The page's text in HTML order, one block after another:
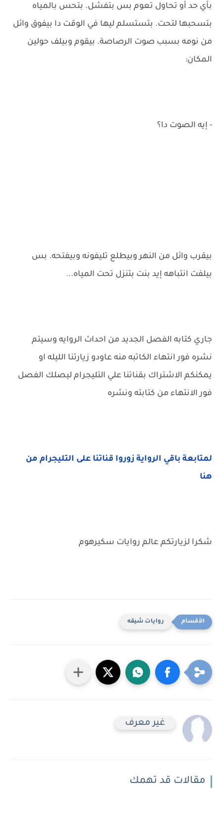
بأي حد أو تحاول تعوم بس بتفشل. بتحس بالمياه
بتسحبها لتحت. بتستسلم ليها في الوقت دا بيفوق وائل
من نومه بسبب صوت الرصاصة. بيقوم وبيلف حولين
المكان:
- إيه الصوت دا؟
بيقرب وائل من النهر وبيطلع تليفونه وبيفتحه. بس
بيلفت انتباهه إيد بنت بتنزل تحت المياه...
جاري كتابه الفصل الجديد من احداث الروايه وسيتم
نشره فور انتهاء الكاتبه منه عاودو زيارتنا الليله او
يمكنكم الاشتراك بقناتنا علي التليجرام ليصلك الفصل
فور الانتهاء من كتابته ونشره
لمتابعة باقي الرواية زوروا قناتنا على التليجرام من
هنا
شكرا لزيارتكم عالم روايات سكيرهوم
روايات شيقه
غير معرف
مقالات قد تهمك